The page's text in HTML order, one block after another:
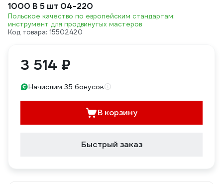
1000 В 5 шт 04-220
Польское качество по европейским стандартам:
инструмент для продвинутых мастеров
Код товара: 15502420
3 514 ₽
Начислим 35 бонусов
В корзину
Быстрый заказ